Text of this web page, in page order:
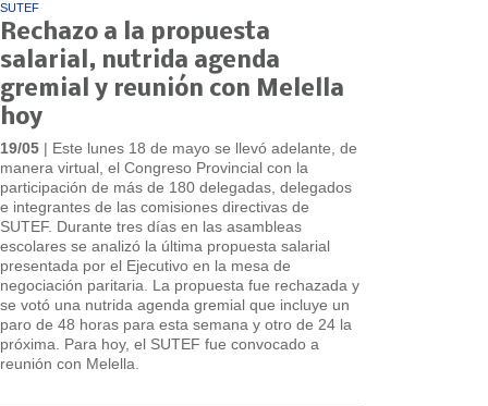
SUTEF
Rechazo a la propuesta
salarial, nutrida agenda
gremial y reunión con Melella
hoy
19/05 | Este lunes 18 de mayo se llevó adelante, de
manera virtual, el Congreso Provincial con la
participación de más de 180 delegadas, delegados
e integrantes de las comisiones directivas de
SUTEF. Durante tres días en las asambleas
escolares se analizó la última propuesta salarial
presentada por el Ejecutivo en la mesa de
negociación paritaria. La propuesta fue rechazada y
se votó una nutrida agenda gremial que incluye un
paro de 48 horas para esta semana y otro de 24 la
próxima. Para hoy, el SUTEF fue convocado a
reunión con Melella.